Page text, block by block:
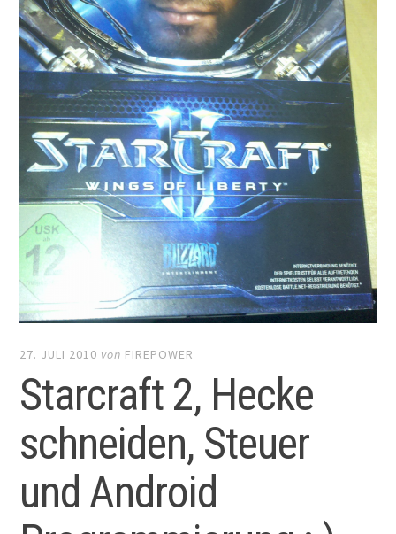
27. JULI 2010 von FIREPOWER
Starcraft 2, Hecke
schneiden, Steuer
und Android